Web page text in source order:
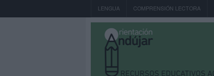
LENGUA COMPRENSIÓN LECTORA